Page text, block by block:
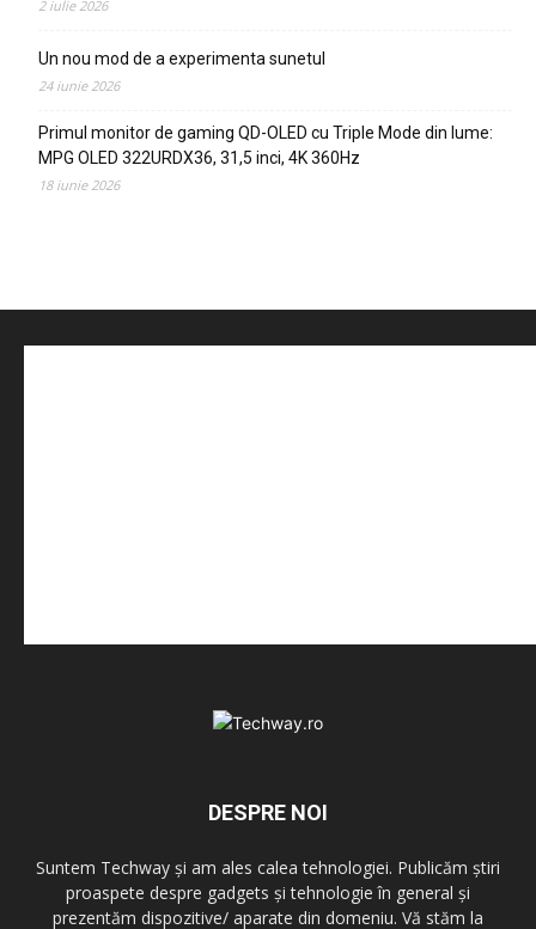
2 iulie 2026
Un nou mod de a experimenta sunetul
24 iunie 2026
Primul monitor de gaming QD-OLED cu Triple Mode din lume:
MPG OLED 322URDX36, 31,5 inci, 4K 360Hz
18 iunie 2026
DESPRE NOI
Suntem Techway și am ales calea tehnologiei. Publicăm știri
proaspete despre gadgets și tehnologie în general și
prezentăm dispozitive/ aparate din domeniu. Vă stăm la